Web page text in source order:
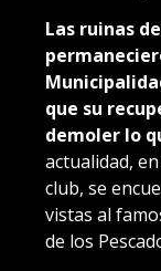
Las ruinas
que su
demoler lo
actualidad,
club, se
vistas al
de los